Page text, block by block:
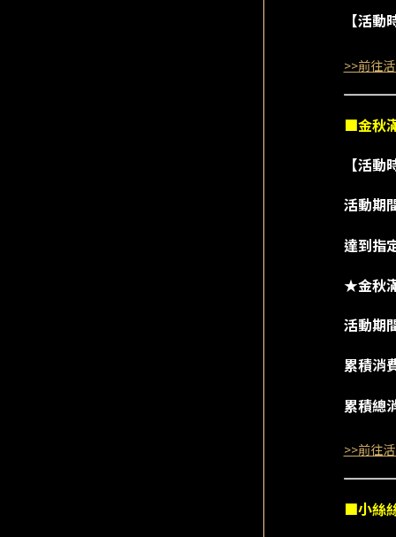
【活
>>前往
■金秋
【活
活動期
達到指
★金秋
活動期
累積消
累積總
>>前往
■小絲